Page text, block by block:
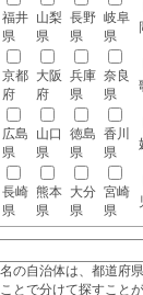
福井
県
山梨
県
長野
県
岐阜
県
京都
府
大阪
府
兵庫
県
奈良
県
広島
県
山口
県
徳島
県
香川
県
長崎
県
熊本
県
大分
県
宮崎
県
の自治体は、都道府
とで分けて探すことが